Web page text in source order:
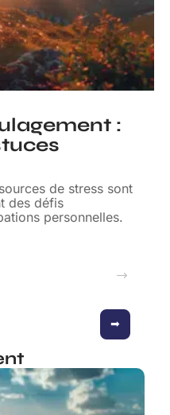
:
de stress sont
des défis
personnelles.